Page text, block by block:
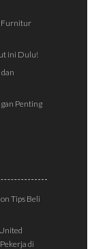
Furnitur
ini Dulu!
Penting
onTips Beli
di